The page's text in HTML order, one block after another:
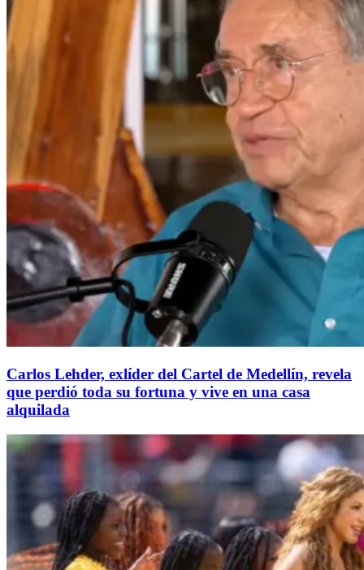
Carlos Lehder, exlíder del Cartel de Medellín, revela
que perdió toda su fortuna y vive en una casa
alquilada